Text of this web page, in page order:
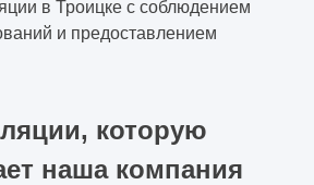
в Троицке с соблюдением
и предоставлением
которую
наша компания